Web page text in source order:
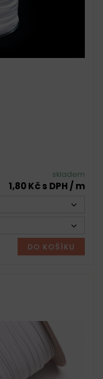
skladem
1,80 Kč s DPH / m
DO KOŠÍKU